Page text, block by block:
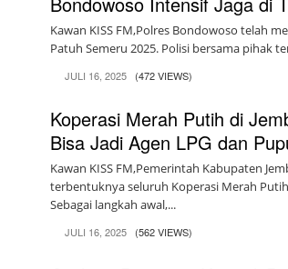
Kawan KISS FM,Polres Bondowoso telah
Patuh Semeru 2025. Polisi bersama pihak
JULI 16, 2025 (472 VIEWS)
Koperasi Merah Putih di
Bisa Jadi Agen LPG dan
Kawan KISS FM,Pemerintah Kabupaten
terbentuknya seluruh Koperasi Merah
Sebagai langkah awal,...
JULI 16, 2025 (562 VIEWS)